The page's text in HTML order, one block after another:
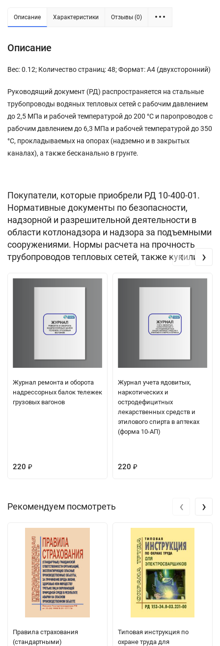
Описание Характеристики Отзывы (0)
Описание
Вес: 0.12; Количество страниц: 48; Формат: А4 (двухсторонний)
Руководящий документ (РД) распространяется на стальные
трубопроводы водяных тепловых сетей с рабочим давлением
до 2,5 МПа и рабочей температурой до 200 °С и паропроводов с
рабочим давлением до 6,3 МПа и рабочей температурой до 350
°С, прокладываемых на опорах (надземно и в закрытых
каналах), а также бесканально в грунте.
Покупатели, которые приобрели РД 10-400-01.
Нормативные документы по безопасности,
надзорной и разрешительной деятельности в
области котлонадзора и надзора за подъемными
сооружениями. Нормы расчета на прочность
трубопроводов тепловых сетей, также купили
Журнал ремонта и оборота
надрессорных балок тележек
грузовых вагонов
220 ₽
Журнал учета ядовитых,
наркотических и
остродефицитных
лекарственных средств и
этилового спирта в аптеках
(форма 10-АП)
220 ₽
‹ ›
Рекомендуем посмотреть
Правила страхования
(стандартными)
Типовая инструкция по
охране труда для
‹ ›